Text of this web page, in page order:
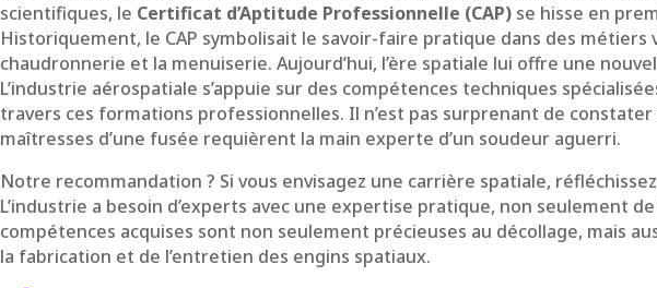
scientifiques, le Certificat d’Aptitude Professionnelle (CAP) se hisse en
Historiquement, le CAP symbolisait le savoir-faire pratique dans des métiers
chaudronnerie et la menuiserie. Aujourd’hui, l’ère spatiale lui offre une
L’industrie aérospatiale s’appuie sur des compétences techniques
travers ces formations professionnelles. Il n’est pas surprenant de constater
maîtresses d’une fusée requièrent la main experte d’un soudeur aguerri.
Notre recommandation ? Si vous envisagez une carrière spatiale,
L’industrie a besoin d’experts avec une expertise pratique, non seulement
compétences acquises sont non seulement précieuses au décollage, mais
la fabrication et de l’entretien des engins spatiaux.